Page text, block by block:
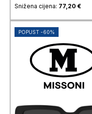
Snižena cijena: 77,20 €
POPUST -60%